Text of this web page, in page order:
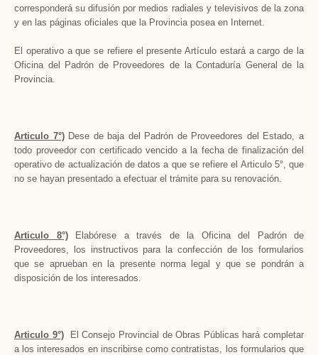
corresponderá su difusión por medios radiales y televisivos de la zona
y en las páginas oficiales que la Provincia posea en Internet.
El operativo a que se refiere el presente Artículo estará a cargo de la
Oficina del Padrón de Proveedores de la Contaduría General de la
Provincia.
Articulo 7°)Dese de baja del Padrón de Proveedores del Estado, a
todo proveedor con certificado vencido a la fecha de finalización del
operativo de actualización de datos a que se refiere el Articulo 5°, que
no se hayan presentado a efectuar el trámite para su renovación.
Articulo 8°)Elabórese a través de la Oficina del Padrón de
Proveedores, los instructivos para la confección de los formularios
que se aprueban en la presente norma legal y que se pondrán a
disposición de los interesados.
Articulo 9°)El Consejo Provincial de Obras Públicas hará completar
a los interesados en inscribirse como contratistas, los formularios que